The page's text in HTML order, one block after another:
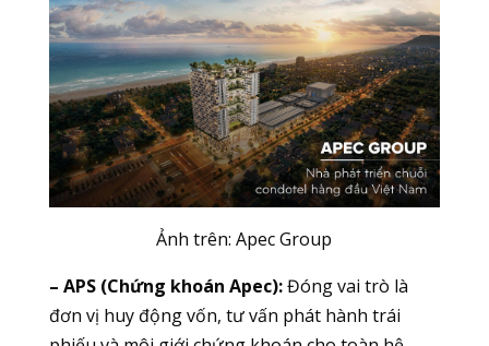
Ảnh trên: Apec Group
– APS (Chứng khoán Apec):Đóng vai trò là
đơn vị huy động vốn, tư vấn phát hành trái